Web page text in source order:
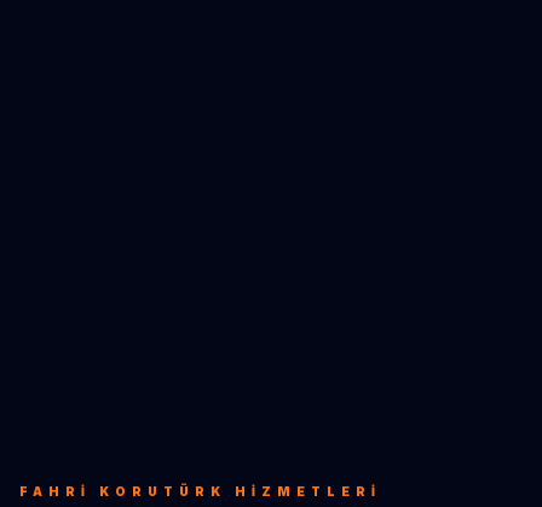
FAHRI KORUTÜRK HIZMETLERI